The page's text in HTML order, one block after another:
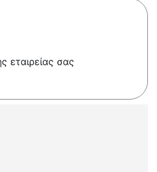
εταιρείας σας